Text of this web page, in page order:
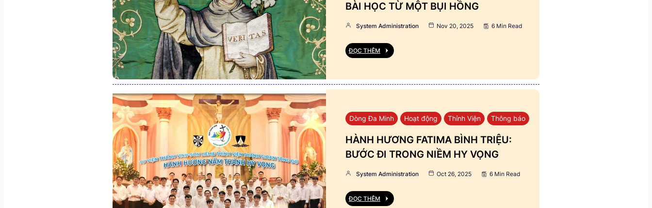
BÀI HỌC TỪ MỘT BỤI HỒNG
System Administration Nov 20, 2025 6 Min Read
ĐỌC THÊM
Dòng Đa Minh Hoạt động Thỉnh Viện Thông báo
HÀNH HƯƠNG FATIMA BÌNH TRIỆU:
BƯỚC ĐI TRONG NIỀM HY VỌNG
System Administration Oct 26, 2025 6 Min Read
ĐỌC THÊM